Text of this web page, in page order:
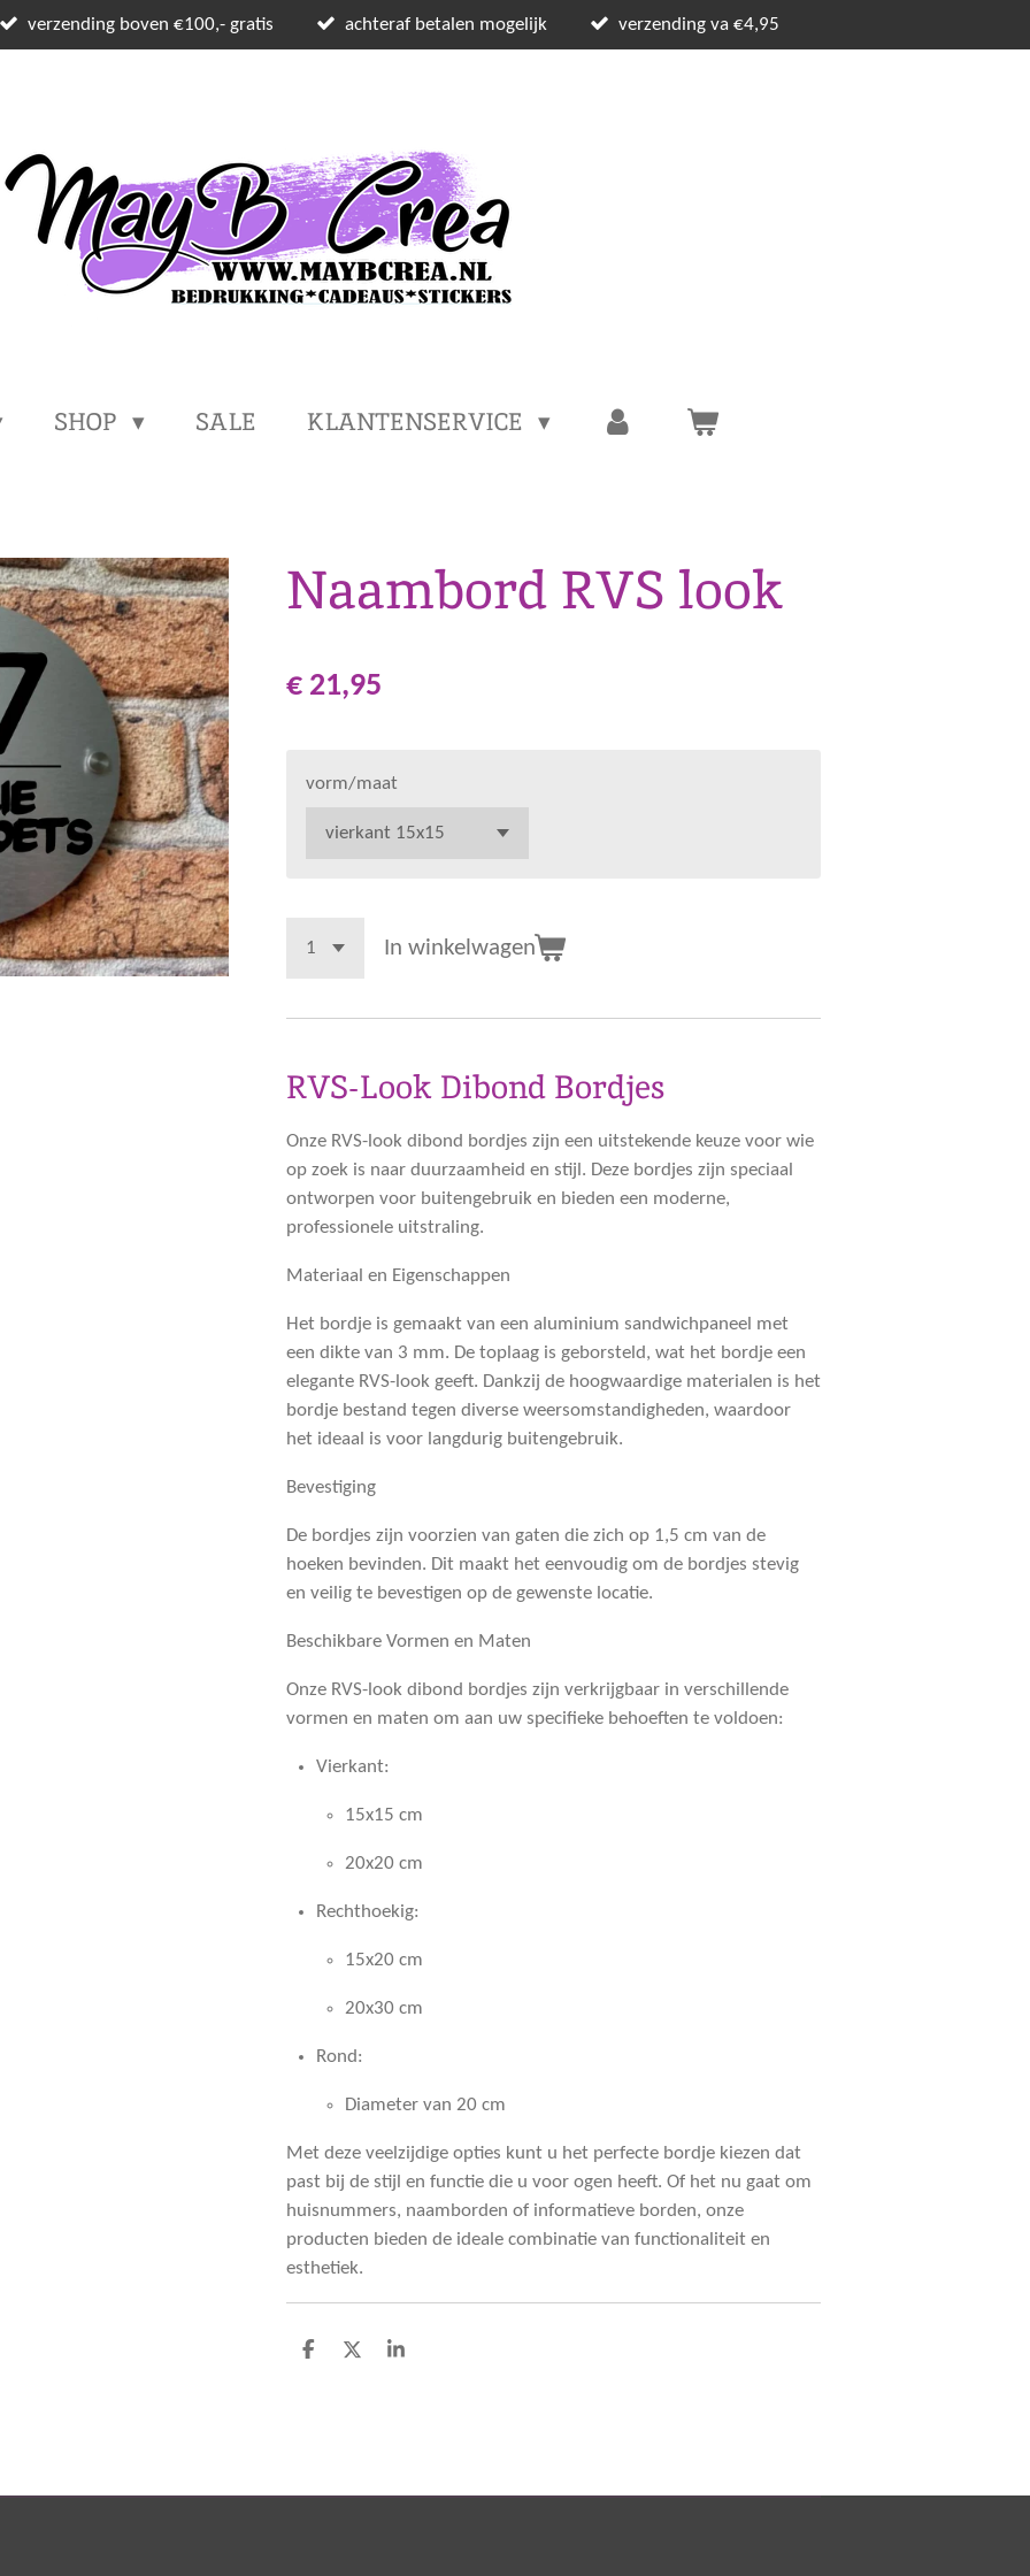
verzending boven €100,- gratis achteraf betalen mogelijk verzending va €4,95
SHOP SALE KLANTENSERVICE
Naambord RVS look
€ 21,95
vorm/maat
In winkelwagen
RVS-Look Dibond Bordjes
Onze RVS-look dibond bordjes zijn een uitstekende keuze voor wie
op zoek is naar duurzaamheid en stijl. Deze bordjes zijn speciaal
ontworpen voor buitengebruik en bieden een moderne,
professionele uitstraling.
Materiaal en Eigenschappen
Het bordje is gemaakt van een aluminium sandwichpaneel met
een dikte van 3 mm. De toplaag is geborsteld, wat het bordje een
elegante RVS-look geeft. Dankzij de hoogwaardige materialen is het
bordje bestand tegen diverse weersomstandigheden, waardoor
het ideaal is voor langdurig buitengebruik.
Bevestiging
De bordjes zijn voorzien van gaten die zich op 1,5 cm van de
hoeken bevinden. Dit maakt het eenvoudig om de bordjes stevig
en veilig te bevestigen op de gewenste locatie.
Beschikbare Vormen en Maten
Onze RVS-look dibond bordjes zijn verkrijgbaar in verschillende
vormen en maten om aan uw specifieke behoeften te voldoen:
Vierkant:
15x15 cm
20x20 cm
Rechthoekig:
15x20 cm
20x30 cm
Rond:
Diameter van 20 cm
Met deze veelzijdige opties kunt u het perfecte bordje kiezen dat
past bij de stijl en functie die u voor ogen heeft. Of het nu gaat om
huisnummers, naamborden of informatieve borden, onze
producten bieden de ideale combinatie van functionaliteit en
esthetiek.
D
D
S